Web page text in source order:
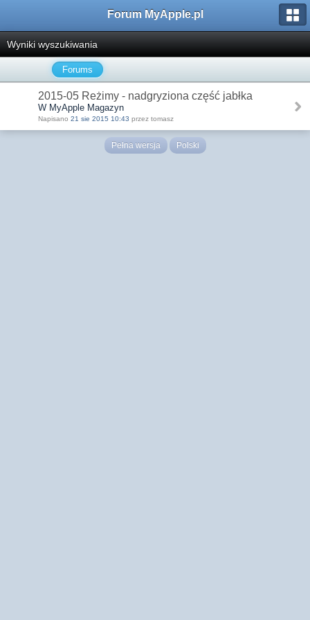
Forum MyApple.pl
Wyniki wyszukiwania
Forums
2015-05 Reżimy - nadgryziona część jabłka
W MyApple Magazyn
Napisano 21 sie 2015 10:43 przez tomasz
Pełna wersja Polski